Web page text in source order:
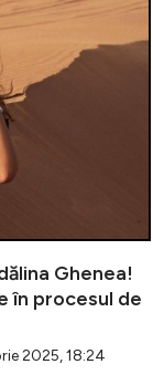
Ghenea!
în procesul de
2025, 18:24